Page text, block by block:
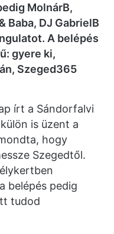
MolnárB,
Baba, DJ GabrielB
A belépés
gyere ki,
Szeged365
írt a Sándorfalvi
is üzent a
hogy
Szegedtől.
belépés pedig
tudod